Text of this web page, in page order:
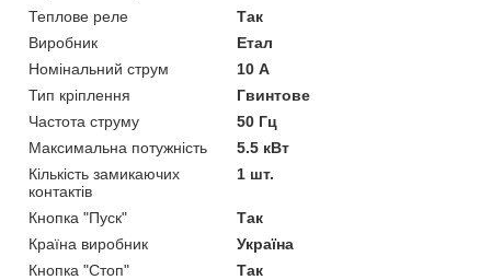
Теплове реле
Так
Виробник
Етал
Номінальний струм
10 А
Тип кріплення
Гвинтове
Частота струму
50 Гц
Максимальна потужність
5.5 кВт
Кількість замикаючих
контактів
1 шт.
Кнопка "Пуск"
Так
Країна виробник
Україна
Кнопка "Стоп"
Так